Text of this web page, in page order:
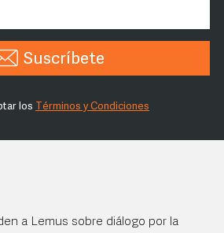
Suscríbete
los Términos y Condiciones
a Lemus sobre diálogo por la